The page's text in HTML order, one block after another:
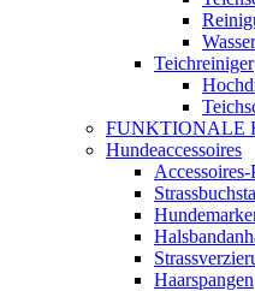
Teichreiniger
FUNKTIONALE
Hundeaccessoires
Accessoires-
Haarspangen